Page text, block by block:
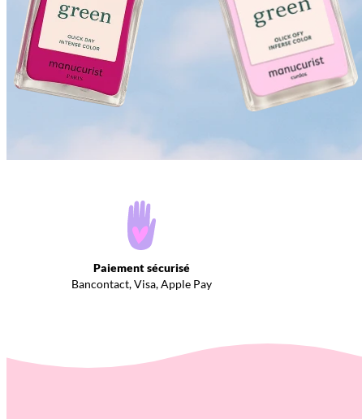
Paiement sécurisé
Bancontact, Visa, Apple Pay